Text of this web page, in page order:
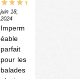
juin 18,
2024
Imperm
éable
parfait
pour les
balades